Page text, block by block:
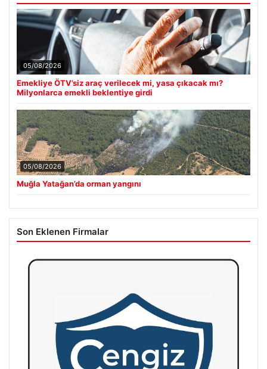
05/08/2026
Emekliye ÖTV’siz araç verilecek mi, yasa çıkacak mı?
Milyonlarca emekli beklentiye girdi
05/08/2026
Muğla Yatağan’da orman yangını
Son Eklenen Firmalar